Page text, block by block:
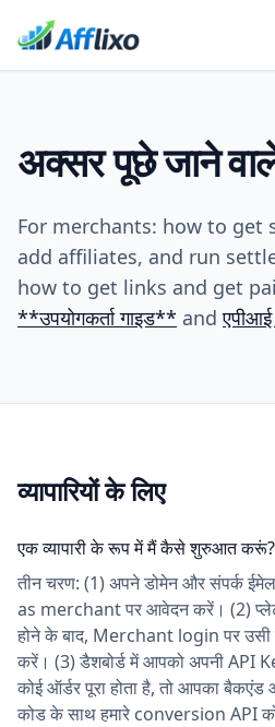
अक्सर पूछे जाने
For merchants: how to get
add affiliates, and run
how to get links and get
**उपयोगकर्ता गाइड** andएपीआई
व्यापारियों के लिए
एक व्यापारी के रूप में मैं कैसे शुरुआत करूं?
तीन चरण: (1) अपने डोमेन और संपर्क
as merchant पर आवेदन करें। (2)
होने के बाद, Merchant login पर उसी
करें। (3) डैशबोर्ड में आपको अपनी API
कोई ऑर्डर पूरा होता है, तो आपका बैकएंड
कोड के साथ हमारे conversion API